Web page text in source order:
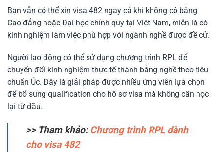
Bạn vẫn có thể xin visa 482 ngay cả khi không có bằng
Cao đẳng hoặc Đại học chính quy tại Việt Nam, miễn là có
kinh nghiệm làm việc phù hợp với ngành nghề được đề cử.
Người lao động có thể sử dụng chương trình RPL để
chuyển đổi kinh nghiệm thực tế thành bằng nghề theo tiêu
chuẩn Úc. Đây là giải pháp được nhiều ứng viên lựa chọn
để bổ sung qualification cho hồ sơ visa mà không cần học
lại từ đầu.
>> Tham khảo: Chương trình RPL dành
cho visa 482